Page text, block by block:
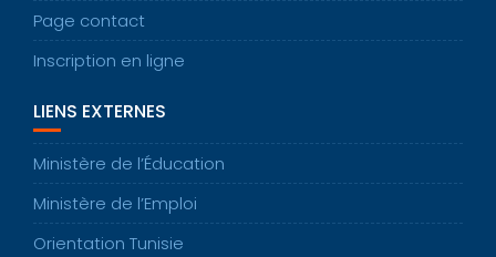
Page contact
Inscription en ligne
LIENS EXTERNES
Ministère de l’Éducation
Ministère de l’Emploi
Orientation Tunisie